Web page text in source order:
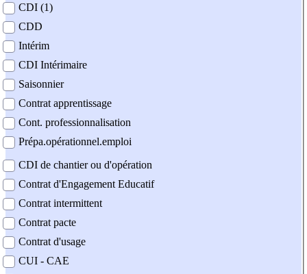
contrat
CDI (1)
CDD
Intérim
CDI Intérimaire
Saisonnier
Contrat apprentissage
Cont. professionnalisation
Prépa.opérationnel.emploi
CDI de chantier ou d'opération
Contrat d'Engagement Educatif
Contrat intermittent
Contrat pacte
Contrat d'usage
CUI - CAE